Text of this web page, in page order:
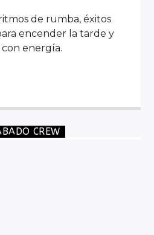
de rumba, éxitos
encender la tarde y
energía.
CREW